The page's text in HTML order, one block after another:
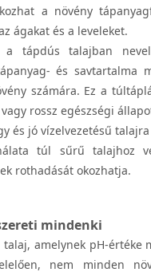
a növény
ágakat és a leveleket.
a tápdús talajban
és savtartalma
számára. Ez a
rossz egészségi
és jó vízelvezetésű
túl sűrű talajhoz
rothadását okozhatja.
mindenki
amelynek pH-értéke
nem minden